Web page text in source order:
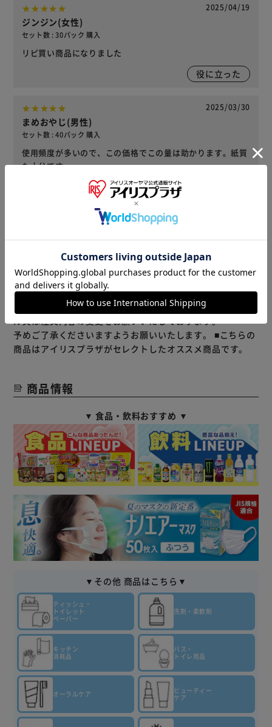
2025/04/19
ジンジン(女性)
セット数 : 30パック 購入
リピ買い商品になりました
役に立った
2025/03/30
まめおやじ(男性)
セット数 : 40パック 購入
使用頻度が多いので、この価格でこの量は助かります。紙質
も十分です。
1人が役に立ったと回答
レビューをもっと見る
※当商品はお取り寄せ品の為、在庫の確認及び商品のお届け
までお時間を頂く場合がございます。
また、商品がメーカーにて完売となっていた場合、キャンセ
予めご了承くださいますようお願いいたします。 ■こちらの
商品はアイリスプラザがセレクトしたオススメ商品です。
商品情報
▼ 食品・飲料おすすめ ▼
▼その他 商品はこちら▼
ティッシュ・
トイレット
ペーパー
洗剤・柔軟剤
キッチン
消耗品
バス・
トイレ用品
オーラルケア
ビューティー
ケア